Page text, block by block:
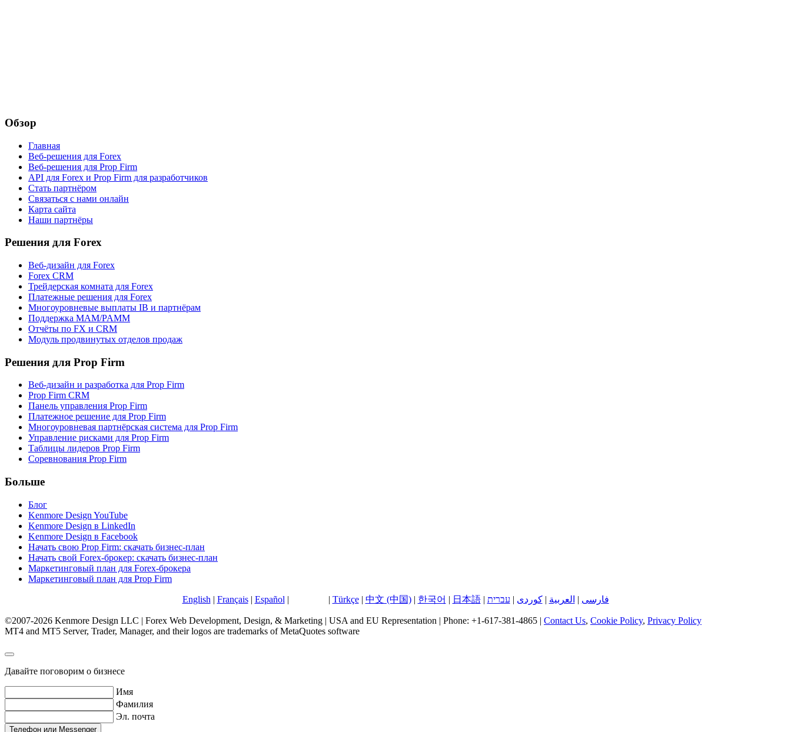
Обзор
Главная
Веб-решения для Forex
Веб-решения для Prop Firm
API для Forex и Prop Firm для разработчиков
Стать партнёром
Связаться с нами онлайн
Карта сайта
Наши партнёры
Решения для Forex
Веб-дизайн для Forex
Forex CRM
Трейдерская комната для Forex
Платежные решения для Forex
Многоуровневые выплаты IB и партнёрам
Поддержка MAM/PAMM
Отчёты по FX и CRM
Модуль продвинутых отделов продаж
Решения для Prop Firm
Веб-дизайн и разработка для Prop Firm
Prop Firm CRM
Панель управления Prop Firm
Платежное решение для Prop Firm
Многоуровневая партнёрская система для Prop Firm
Управление рисками для Prop Firm
Таблицы лидеров Prop Firm
Соревнования Prop Firm
Больше
Блог
Kenmore Design YouTube
Kenmore Design в LinkedIn
Kenmore Design в Facebook
Начать свою Prop Firm: скачать бизнес-план
Начать свой Forex-брокер: скачать бизнес-план
Маркетинговый план для Forex-брокера
Маркетинговый план для Prop Firm
English | Français| Español | | Türkçe| 中文 (中国)| 한국어 | 日本語| עברית | کوردی| العربية | فارسی
©2007-2026 Kenmore Design LLC | Forex Web Development, Design, & Marketing | USA and EU Representation | Phone: +1-617-381-4865 | Contact Us, Cookie Policy, Privacy Policy
MT4 and MT5 Server, Trader, Manager, and their logos are trademarks of MetaQuotes software
Давайте поговорим о бизнесе
Имя
Фамилия
Эл. почта
Телефон или Messenger